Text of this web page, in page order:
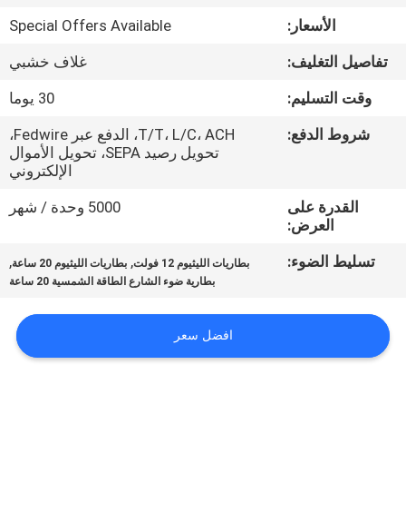
اتصل
أخبار
خريطة
الخصوصية
الأسعار:
Special Offers Available
تفاصيل التغليف:
غلاف خشبي
وقت التسليم:
30 يوما
شروط الدفع:
T/T، L/C، ACH، الدفع عبر Fedwire،
تحويل رصيد SEPA، تحويل الأموال
الإلكتروني
القدرة على
العرض:
5000 وحدة / شهر
تسليط الضوء: بطاريات الليثيوم 12 فولت , بطاريات الليثيوم 20 ساعة ,
بطارية ضوء الشارع الطاقة الشمسية 20 ساعة
افضل سعر